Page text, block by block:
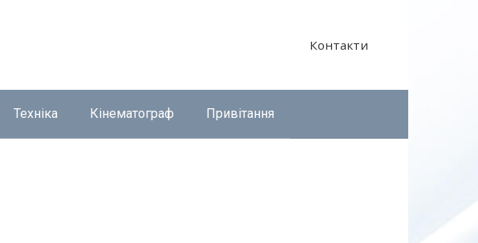
Контакти
Техніка Кінематограф Привітання